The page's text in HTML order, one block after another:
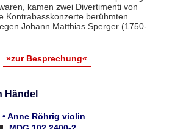
kamen zwei Divertimenti von
Kontrabasskonzerte berühmten
Johann Matthias Sperger (1750-
»zur Besprechung«
Händel
Anne Röhrig violin